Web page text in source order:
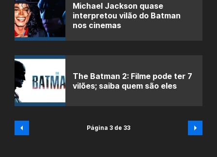
Michael Jackson quase
interpretou vilão do Batman
nos cinemas
The Batman 2: Filme pode ter 7
vilões; saiba quem são eles
Página 3 de 33